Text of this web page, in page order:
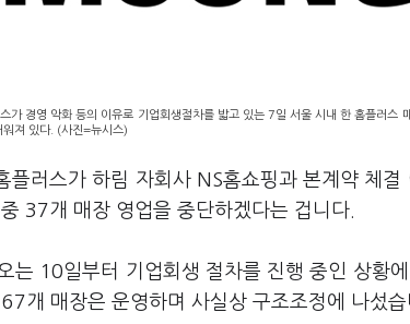
가 경영 악화 등의 이유로 기업회생절차를 밟고 있는 7일 서울 시내 한 홈플러스
워져 있다. (사진=뉴시스)
플러스가 하림 자회사 NS홈쇼핑과 본계약 체
37개 매장 영업을 중단하겠다는 겁니다.
는 10일부터 기업회생 절차를 진행 중인 상황
개 매장은 운영하며 사실상 구조조정에 나섰습